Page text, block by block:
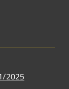
2025